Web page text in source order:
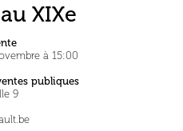
XIXe
à 15:00
publiques
9